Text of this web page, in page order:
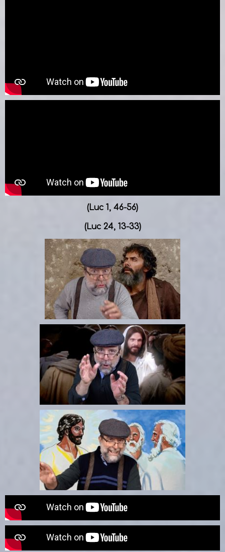
(Luc 1, 46-56)
(Luc 24, 13-33)